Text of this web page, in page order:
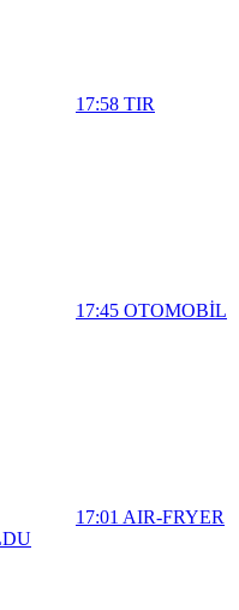
17:58 TIR
17:45 OTOMOBİL
17:01 AIR-FRYER